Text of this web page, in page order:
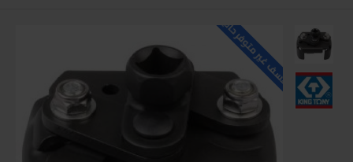
للاسف غير متوفر حاليا